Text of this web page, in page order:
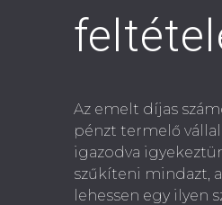
Az emelt díjas
pénzt termelő
igazodva
szűkíteni mindazt,
lehessen egy ilyen